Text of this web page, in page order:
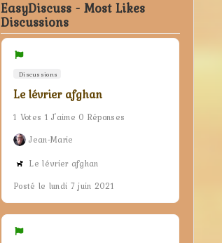
EasyDiscuss - Most Likes
Discussions
Discussions
Le lévrier afghan
1 Votes 1 J'aime 0 Réponses
Jean-Marie
Le lévrier afghan
Posté le lundi 7 juin 2021